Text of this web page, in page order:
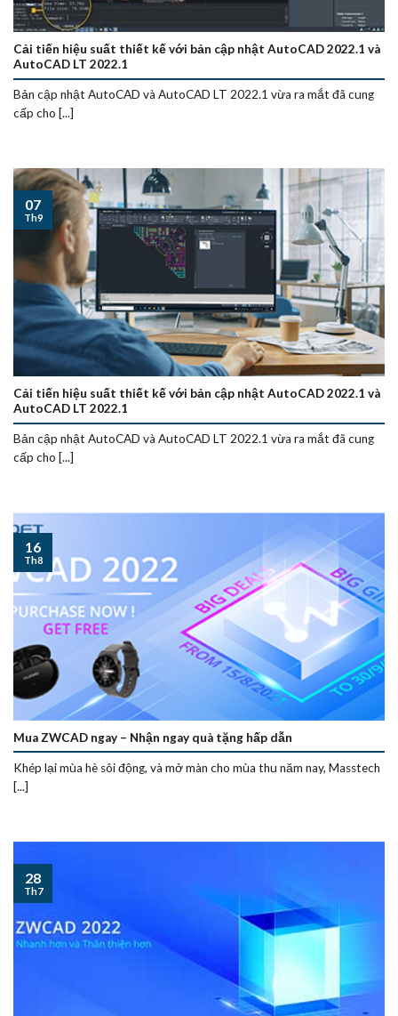
Cải tiến hiệu suất thiết kế với bản cập nhật AutoCAD 2022.1 và
AutoCAD LT 2022.1
Bản cập nhật AutoCAD và AutoCAD LT 2022.1 vừa ra mắt đã cung
cấp cho [...]
Cải tiến hiệu suất thiết kế với bản cập nhật AutoCAD 2022.1 và
AutoCAD LT 2022.1
Bản cập nhật AutoCAD và AutoCAD LT 2022.1 vừa ra mắt đã cung
cấp cho [...]
07
Th9
Mua ZWCAD ngay – Nhận ngay quà tặng hấp dẫn
Khép lại mùa hè sôi động, và mở màn cho mùa thu năm nay, Masstech
[...]
16
Th8
28
Th7